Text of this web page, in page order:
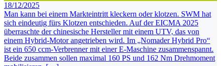
18/12/2025
Man kann bei einem Markteintritt kleckern oder klotzen. SWM hat
sich eindeutig fürs Klotzen entschieden. Auf der EICMA 2025
überraschte der chinesische Hersteller mit einem UTV, das von
einem Hybrid-Motor angetrieben wird. Im „Nomader Hybrid Pro“
ist ein 650 ccm-Verbrenner mit einer E-Maschine zusammenspannt.
Beide zusammen sollen maximal 160 PS und 162 Nm Drehmoment